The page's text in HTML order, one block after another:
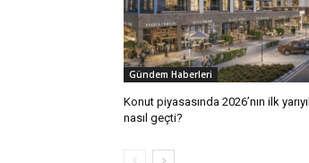
Gündem Haberleri
Konut piyasasında 2026’nın ilk
nasıl geçti?